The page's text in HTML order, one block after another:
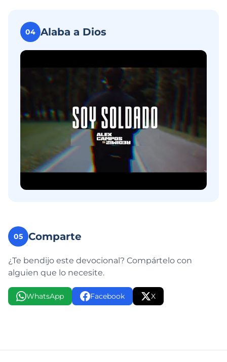
04 Alaba a Dios
05 Comparte
¿Te bendijo este devocional? Compártelo con
alguien que lo necesite.
WhatsApp Facebook X